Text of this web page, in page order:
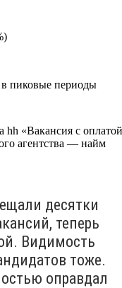
пиковые периоды
десятки
теперь
Видимость
тоже.
оправдал